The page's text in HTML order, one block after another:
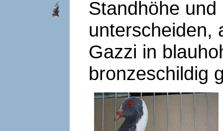
Standhöhe
unterscheiden,
Gazzi in
bronzeschildig